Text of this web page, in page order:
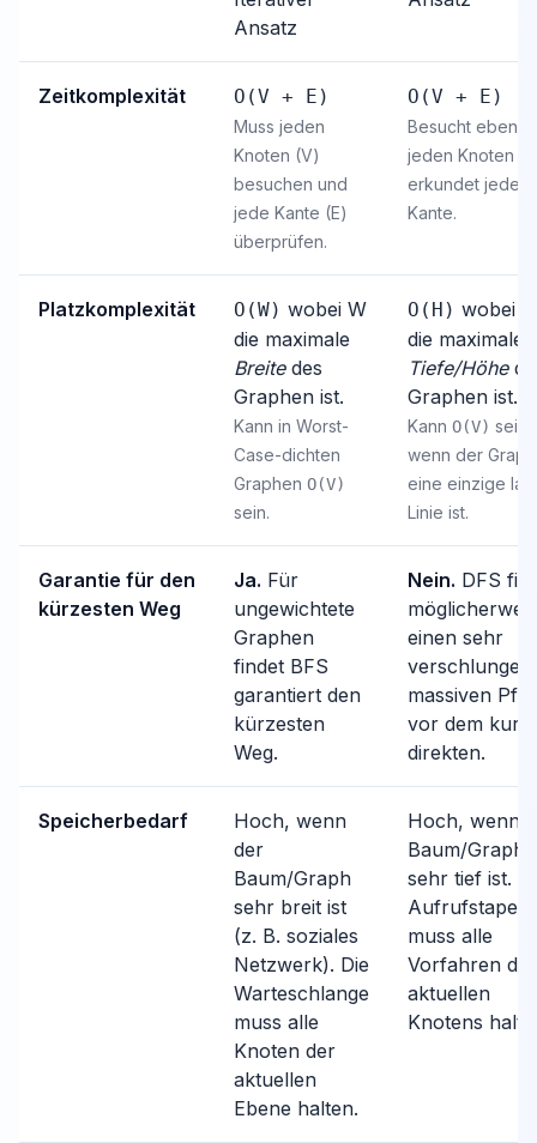
Ansatz
Zeitkomplexität O(V + E)
Muss jeden
Knoten (V)
besuchen und
jede Kante (E)
überprüfen.
O(V + E)
Besucht
jeden Knoten
erkundet jede
Kante.
Platzkomplexität O(W) wobei W
die maximale
Breitedes
Graphen ist.
Kann in Worst-
Case-dichten
Graphen O(V)
sein.
O(H) wobei H
die maximale
Tiefe/Höhe
Graphen ist.
Kann O(V) sein,
wenn der Graph
eine einzige
Linie ist.
Garantie für den
kürzesten Weg
Ja. Für
ungewichtete
Graphen
findet BFS
garantiert den
kürzesten
Weg.
Nein. DFS
einen sehr
massiven
vor dem
direkten.
Speicherbedarf
Hoch, wenn
der
Baum/Graph
sehr breit ist
(z. B. soziales
Netzwerk). Die
Warteschlange
muss alle
Knoten der
aktuellen
Ebene halten.
Hoch, wenn
Baum/Graph
sehr tief ist.
Aufrufstapel
muss alle
Vorfahren des
aktuellen
Knotens